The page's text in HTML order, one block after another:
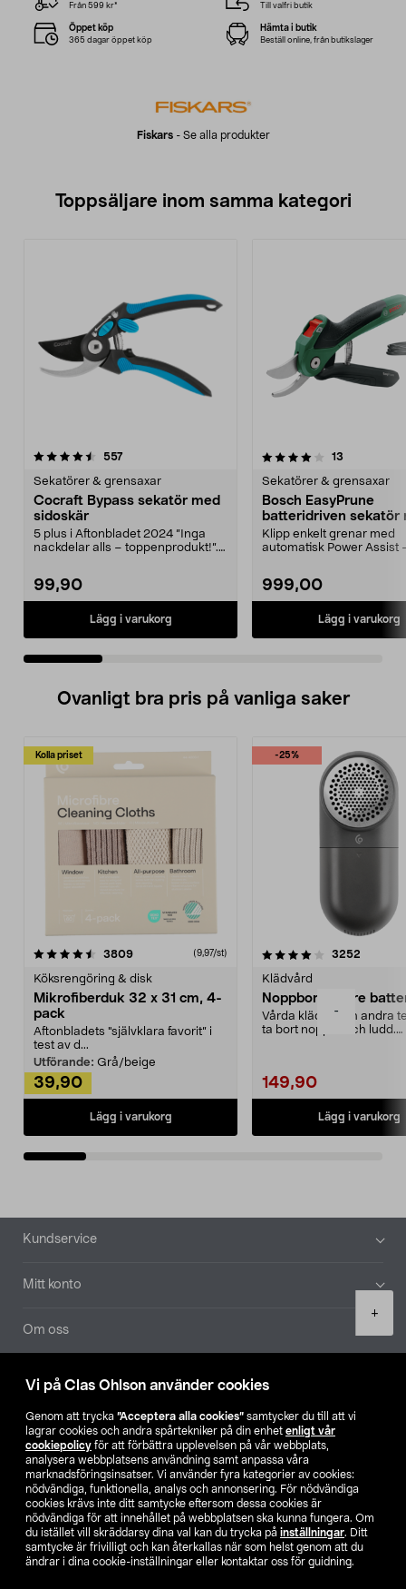
Vi på Clas Ohlson använder cookies
Genom att trycka ”Acceptera alla cookies” samtycker du till att vi
lagrar cookies och andra spårtekniker på din enhet enligt vår
cookiepolicy för att förbättra upplevelsen på vår webbplats,
analysera webbplatsens användning samt anpassa våra
marknadsföringsinsatser. Vi använder fyra kategorier av cookies:
nödvändiga, funktionella, analys och annonsering. För nödvändiga
cookies krävs inte ditt samtycke eftersom dessa cookies är
nödvändiga för att innehållet på webbplatsen ska kunna fungera. Om
du istället vill skräddarsy dina val kan du trycka på inställningar. Ditt
samtycke är frivilligt och kan återkallas när som helst genom att du
ändrar i dina cookie-inställningar eller kontaktar oss för guidning.
-
+
Fiskars- Se alla produkter
Från 599 kr* Till valfri butik
Öppet köp
365 dagar öppet köp
Hämta i butik
Beställ online, från butikslager
Toppsäljare inom samma kategori
557recensioner
Sekatörer & grensaxar
Cocraft Bypass sekatör med
sidoskär
5 plus i Aftonbladet 2024 ”Inga
nackdelar alls – toppenprodukt!”.
99,90
Lägg i varukorg
4.0 av 5 stjärnor 13
Sekatörer & grensaxar
Bosch EasyPrune
batteridriven sekatör
bypass 3,6 V
Klipp enkelt grenar med
automatisk Power Assist
999,00
Lägg i varukorg
5.0 av 5 stjärnor
Ovanligt bra pris på vanliga saker
Kolla priset
3809recensioner (9,97/st)
Köksrengöring & disk
Mikrofiberduk 32 x 31 cm, 4-
pack
Aftonbladets "självklara favorit” i
test av d...
Utförande: Grå/beige
39,90
Lägg i varukorg
-25%
4.0av 5 stjärnor 3252
Klädvård
Noppborttagare
Vårda kläder och andra
ta bort noppor och ludd.
149,90
Lägg i varukorg
4.5av 5 stjärnor
Sidfot
Kundservice
Mitt konto
Om oss
Aktuellt
Våra bolag
Hitta butik
SE NO FI